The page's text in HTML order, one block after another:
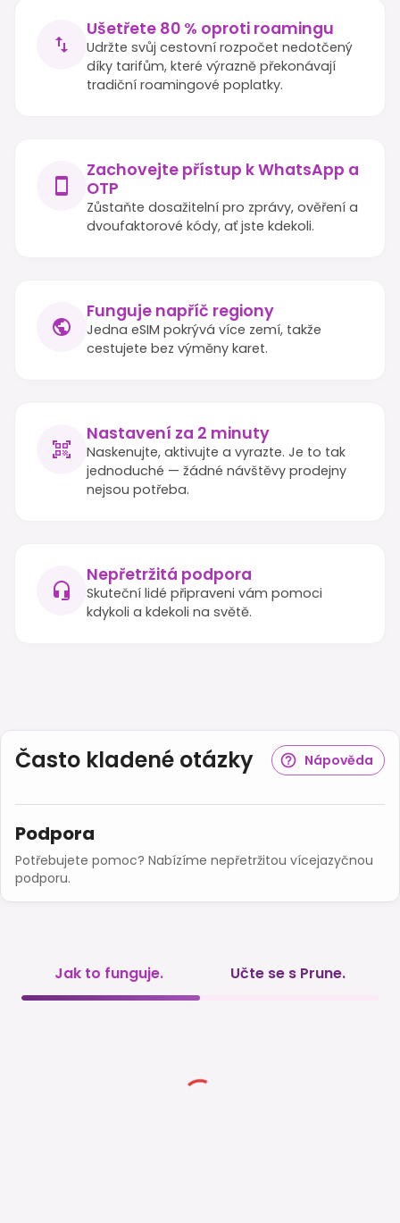
Ušetřete 80 % oproti roamingu
Udržte svůj cestovní rozpočet nedotčený
díky tarifům, které výrazně překonávají
tradiční roamingové poplatky.
Zachovejte přístup k WhatsApp a
OTP
Zůstaňte dosažitelní pro zprávy, ověření a
dvoufaktorové kódy, ať jste kdekoli.
Funguje napříč regiony
Jedna eSIM pokrývá více zemí, takže
cestujete bez výměny karet.
Nastavení za 2 minuty
Naskenujte, aktivujte a vyrazte. Je to tak
jednoduché — žádné návštěvy prodejny
nejsou potřeba.
Nepřetržitá podpora
Skuteční lidé připraveni vám pomoci
kdykoli a kdekoli na světě.
Často kladené otázky Nápověda
Podpora
Potřebujete pomoc? Nabízíme nepřetržitou vícejazyčnou
podporu.
Jak to funguje. Učte se s Prune.